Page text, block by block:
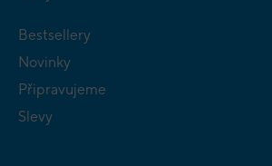
Bestsellery
Novinky
Připravujeme
Slevy